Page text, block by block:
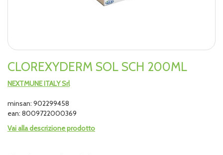
CLOREXYDERM SOL SCH 200ML
NEXTMUNE ITALY Srl
minsan: 902299458
ean: 8009722000369
Vai alla descrizione prodotto